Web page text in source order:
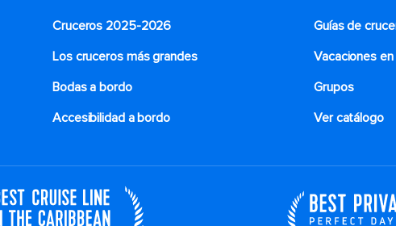
Cruceros 2025-2026
Guías de
Los cruceros más grandes
Vacaciones
Bodas a bordo
Grupos
Accesibilidad a bordo
Ver catálogo